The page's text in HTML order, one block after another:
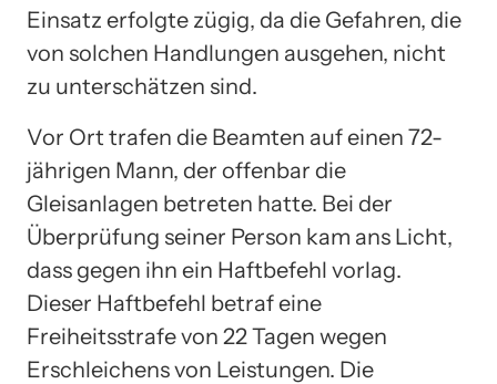
Einsatz erfolgte zügig, da die Gefahren, die
von solchen Handlungen ausgehen, nicht
zu unterschätzen sind.
Vor Ort trafen die Beamten auf einen 72-
jährigen Mann, der offenbar die
Gleisanlagen betreten hatte. Bei der
Überprüfung seiner Person kam ans Licht,
dass gegen ihn ein Haftbefehl vorlag.
Dieser Haftbefehl betraf eine
Freiheitsstrafe von 22 Tagen wegen
Erschleichens von Leistungen. Die